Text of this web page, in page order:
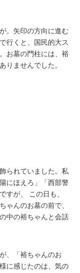
。矢印の方向に進む
行くと、国民的大ス
お墓の門柱には、裕
りませんでした。
られていました。私
にほえろ」「西部警
すが、 この日も、
ゃんのお墓の前で、
中の裕ちゃんと会話
、「裕ちゃんのお
に感じたのは、気の